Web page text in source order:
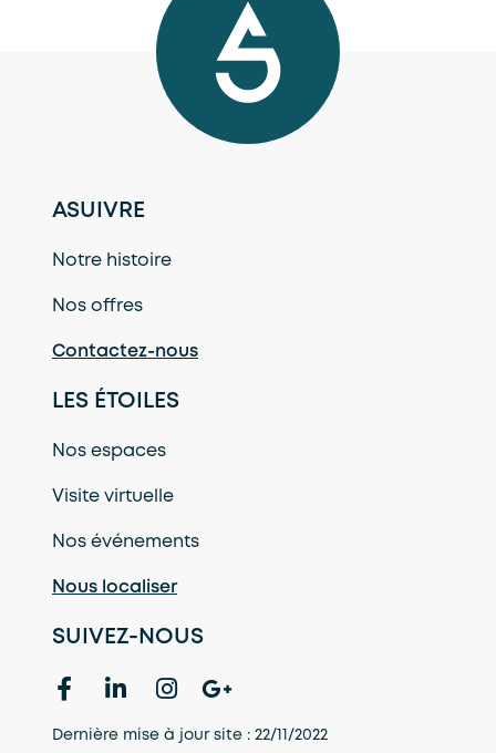
ASUIVRE
Notre histoire
Nos offres
Contactez-nous
LES ÉTOILES
Nos espaces
Visite virtuelle
Nos événements
Nous localiser
SUIVEZ-NOUS
Dernière mise à jour site : 22/11/2022